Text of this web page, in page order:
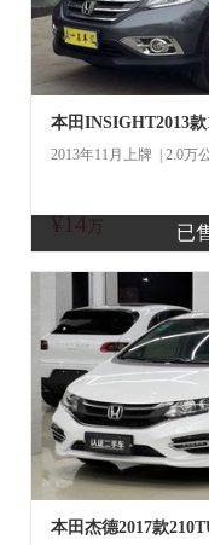
已
本田INSIGHT2013
2013年11月上牌 | 2.0万
¥14 万 商